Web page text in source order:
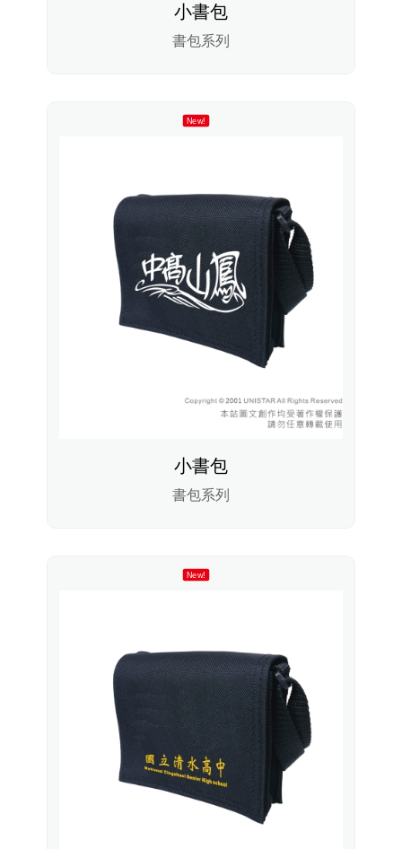
小書包
書包系列
New!
小書包
書包系列
New!